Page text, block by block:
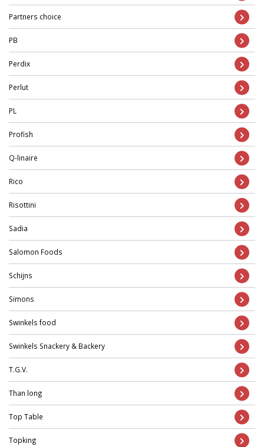
Partners choice
PB
Perdix
Perlut
PL
Profish
Q-linaire
Rico
Risottini
Sadia
Salomon Foods
Schijns
Simons
Swinkels food
Swinkels Snackery & Backery
T.G.V.
Than long
Top Table
Topking